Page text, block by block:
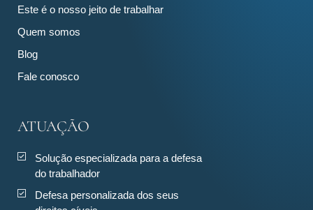
Este é o nosso jeito de trabalhar
Quem somos
Blog
Fale conosco
ATUAÇÃO
Solução especializada para a defesa
do trabalhador
Defesa personalizada dos seus